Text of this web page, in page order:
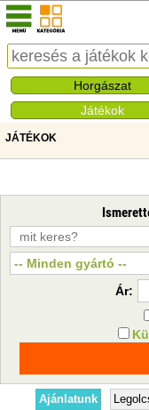
Horgászat
Játékok
Ár:
Ajánlatunk